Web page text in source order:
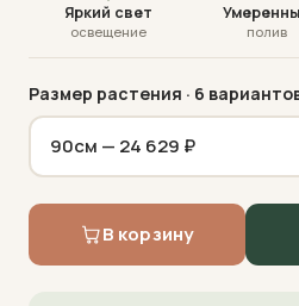
Яркий свет
освещение полив
Размер растения · 6
В корзину